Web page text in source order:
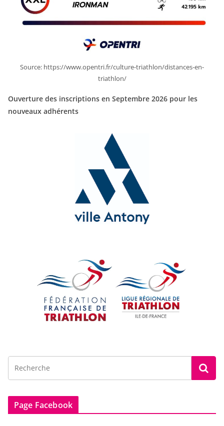
Source: https://www.opentri.fr/culture-triathlon/distances-en-
triathlon/
Ouverture des inscriptions en Septembre 2026 pour les
nouveaux adhérents
Page Facebook